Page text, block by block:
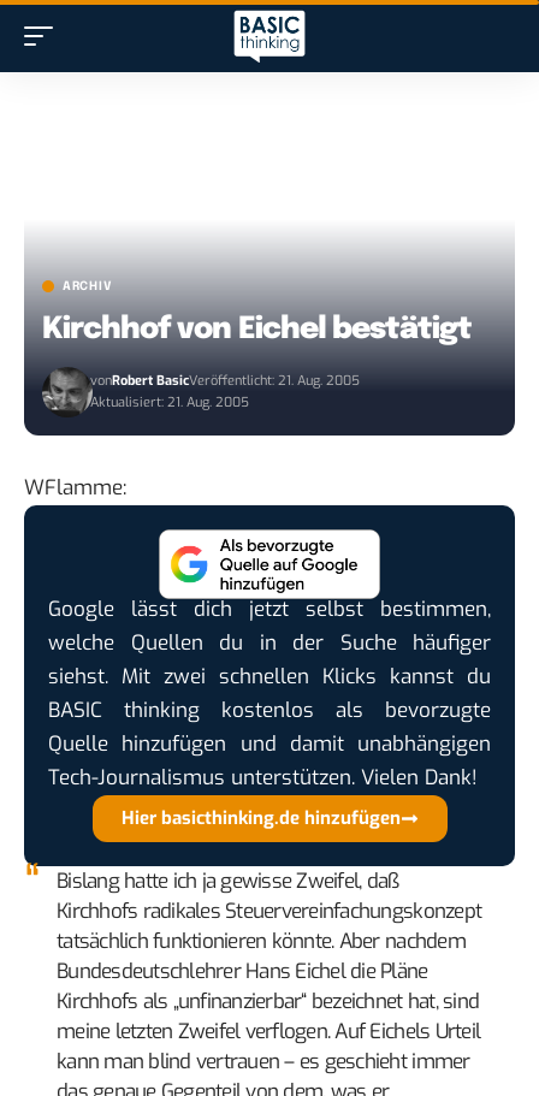
ARCHIV
Kirchhof von Eichel bestätigt
vonRobert BasicVeröffentlicht: 21. Aug. 2005
Aktualisiert: 21. Aug. 2005
WFlamme:
Google lässt dich jetzt selbst bestimmen,
welche Quellen du in der Suche häufiger
siehst. Mit zwei schnellen Klicks kannst du
BASIC thinking kostenlos als bevorzugte
Quelle hinzufügen und damit unabhängigen
Tech-Journalismus unterstützen. Vielen Dank!
Hier basicthinking.de hinzufügen
Bislang hatte ich ja gewisse Zweifel, daß
Kirchhofs radikales Steuervereinfachungskonzept
tatsächlich funktionieren könnte. Aber nachdem
Bundesdeutschlehrer Hans Eichel die Pläne
Kirchhofs als „unfinanzierbar“ bezeichnet hat, sind
meine letzten Zweifel verflogen. Auf Eichels Urteil
kann man blind vertrauen – es geschieht immer